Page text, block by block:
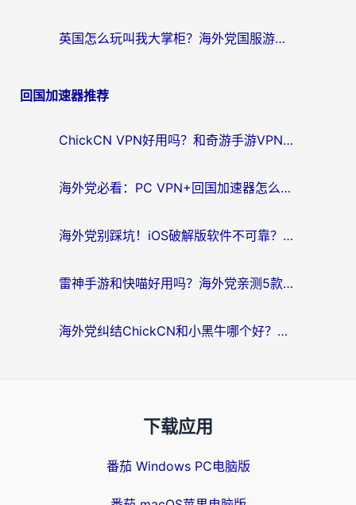
英国怎么玩叫我大掌柜？海外党国服游戏加速避坑指南（附实测推荐）
回国加速器推荐
ChickCN VPN好用吗？和奇游手游VPN对比哪个回国效果更好？海外党亲测实用指南
海外党必看：PC VPN+回国加速器怎么选？无缝访问国内资源全攻略
海外党别踩坑！iOS破解版软件不可靠？教你选对回国加速器无缝看国内资源
雷神手游和快喵好用吗？海外党亲测5款回国加速器，附斧牛Bling对比+微信视频号解决办法
海外党纠结ChickCN和小黑牛哪个好？一篇帮你选对回国加速器的实用指南
下载应用
番茄 Windows PC电脑版